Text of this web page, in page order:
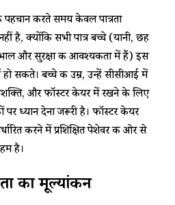
करते समय केवल पात्रता
है, क्योंकि सभी पात्र बच्चे (यानी, छह
और सुरक्षा की आवश्यकता में हैं) इस
सकते। बच्चे की उम्र, उन्हें सीसीआई में
और फॉस्टर केयर में रखने के लिए
पर ध्यान देना जरूरी है। फॉस्टर केयर
करने में प्रशिक्षित पेशेवर की ओर से
है।
का मूल्यांकन